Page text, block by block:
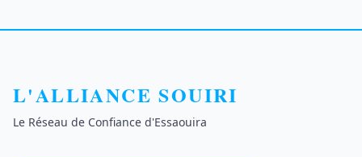
L'ALLIANCE SOUIRI
Le Réseau de Confiance d'Essaouira